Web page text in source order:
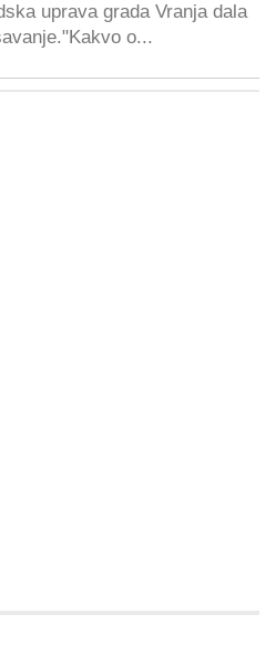
uprava grada Vranja dala
o...